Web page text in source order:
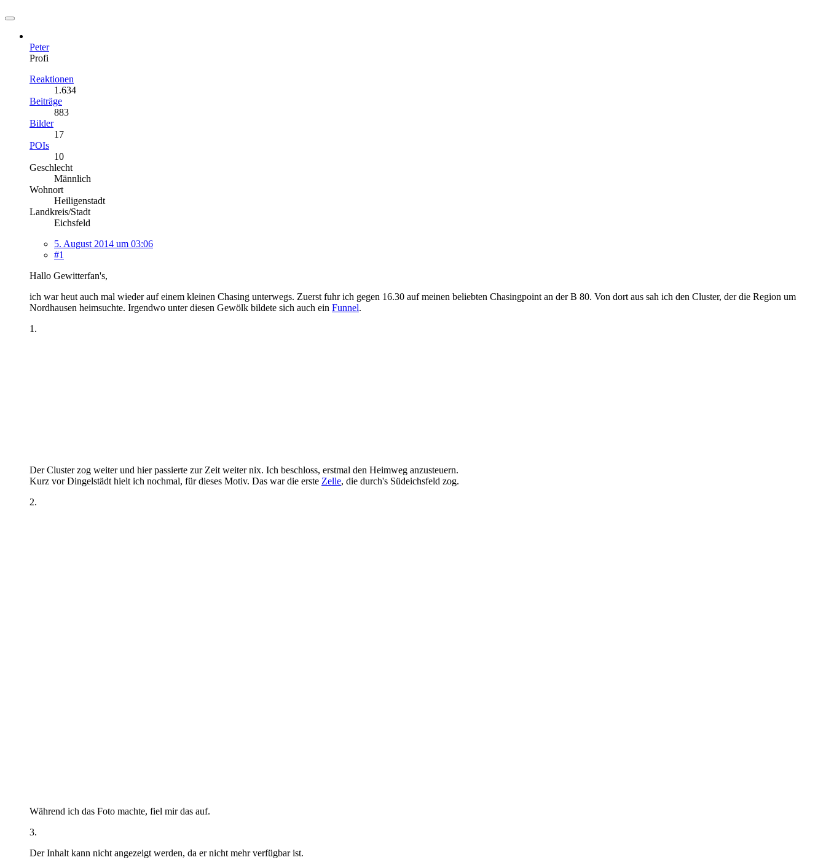
Peter
Profi
Reaktionen
1.634
Beiträge
883
Bilder
17
POIs
10
Geschlecht
Männlich
Wohnort
Heiligenstadt
Landkreis/Stadt
Eichsfeld
5. August 2014 um 03:06
#1
Hallo Gewitterfan's,
ich war heut auch mal wieder auf einem kleinen Chasing unterwegs. Zuerst fuhr ich gegen 16.30 auf meinen beliebten Chasingpoint an der B 80. Von dort aus sah ich den Cluster, der die Region um
Nordhausen heimsuchte. Irgendwo unter diesen Gewölk bildete sich auch ein Funnel.
1.
Der Cluster zog weiter und hier passierte zur Zeit weiter nix. Ich beschloss, erstmal den Heimweg anzusteuern.
Kurz vor Dingelstädt hielt ich nochmal, für dieses Motiv. Das war die erste Zelle, die durch's Südeichsfeld zog.
2.
Während ich das Foto machte, fiel mir das auf.
3.
Der Inhalt kann nicht angezeigt werden, da er nicht mehr verfügbar ist.